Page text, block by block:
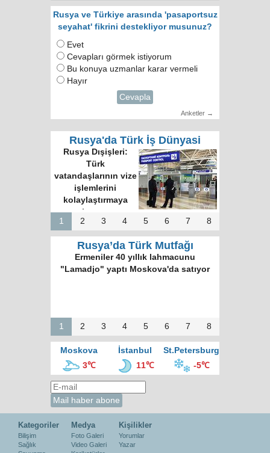
Rusya ve Türkiye arasında 'pasaportsuz
seyahat' fikrini destekliyor musunuz?
Evet
Cevapları görmek istiyorum
Bu konuya uzmanlar karar vermeli
Hayır
Cevapla
Anketler →
Rusya'da Türk İş Dünyasi
Rusya Dışişleri:
Türk
vatandaşlarının vize
işlemlerini
kolaylaştırmaya
hazırız
1
2 3 4 5 6 7 8
Rusya’da Türk Mutfağı
Ermeniler 40 yıllık lahmacunu
"Lamadjo" yaptı Moskova'da satıyor
1 2 3 4 5 6 7 8
Moskova İstanbul
St.Petersburg
3℃
11℃ -5℃
Kategoriler
Bilişim
Sağlık
Medya
Foto Galeri
Video Galeri
Kişilikler
Yorumlar
Yazar